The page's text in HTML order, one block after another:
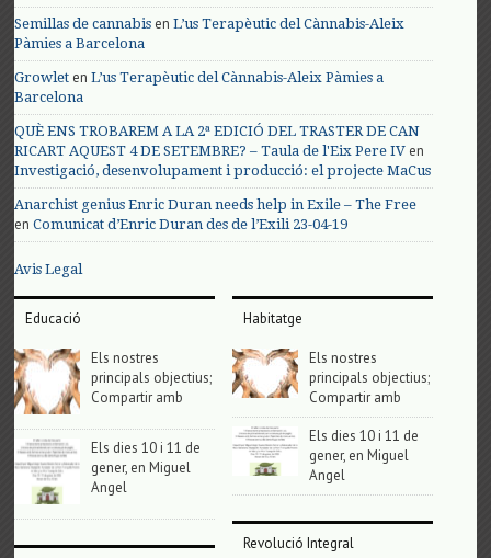
Semillas de cannabis enL’us Terapèutic del Cànnabis-Aleix
Pàmies a Barcelona
Growlet enL’us Terapèutic del Cànnabis-Aleix Pàmies a
Barcelona
QUÈ ENS TROBAREM A LA 2ª EDICIÓ DEL TRASTER DE CAN
RICART AQUEST 4 DE SETEMBRE? – Taula de l'Eix Pere IV en
Investigació, desenvolupament i producció: el projecte MaCus
Anarchist genius Enric Duran needs help in Exile – The Free
enComunicat d’Enric Duran des de l’Exili 23-04-19
Avis Legal
Educació
Els nostres
principals objectius;
Compartir amb
Els dies 10 i 11 de
gener, en Miguel
Angel
Habitatge
Els nostres
principals objectius;
Compartir amb
Els dies 10 i 11 de
gener, en Miguel
Angel
Revolució Integral